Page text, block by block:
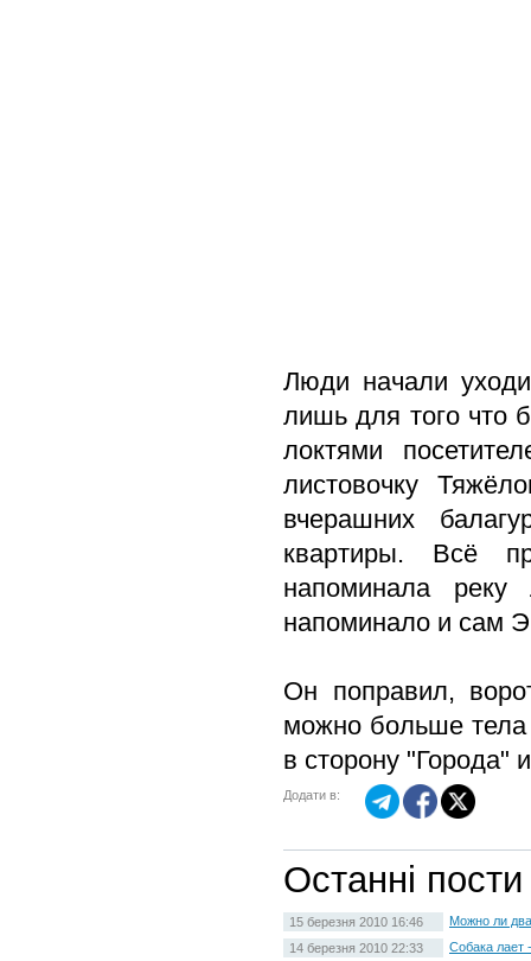
Люди начали
лишь для того что
локтями
листовочку
вчерашних
квартиры. Всё
напоминала
напоминало и сам
Он поправил,
можно больше тела
в сторону "Города"
Додати в:
Останні
15 березня 2010 16:46
Можно ли
14 березня 2010 22:33
Собака лает